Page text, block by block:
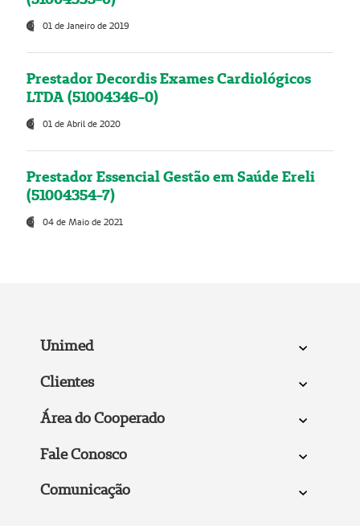
01 de Janeiro de 2019
Prestador Decordis Exames Cardiológicos
LTDA (51004346-0)
01 de Abril de 2020
Prestador Essencial Gestão em Saúde Ereli
(51004354-7)
04 de Maio de 2021
Unimed
Clientes
Área do Cooperado
Fale Conosco
Comunicação